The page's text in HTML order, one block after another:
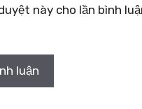
này cho lần bình